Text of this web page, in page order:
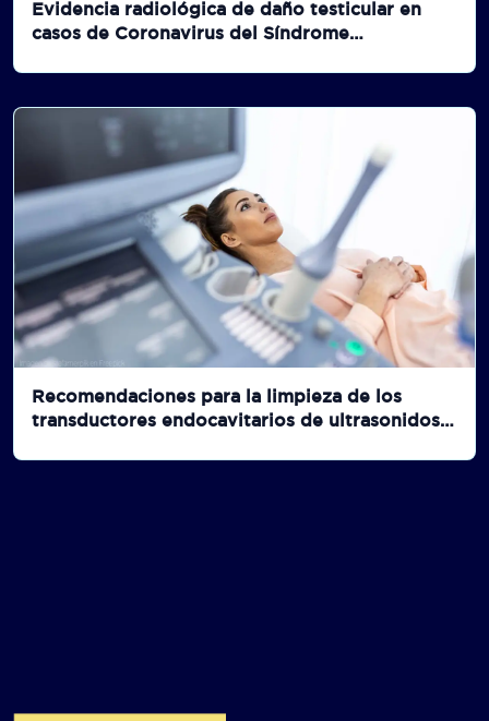
Evidencia radiológica de daño testicular en
casos de Coronavirus del Síndrome
Recomendaciones para la limpieza de los
transductores endocavitarios de ultrasonidos